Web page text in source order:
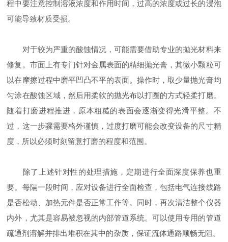
程中要注意控制溶液浓度和作用时间，过高的浓度或过长的浸泡
可能导致材质受损。
对于较为严重的酸蚀情况，可能需要借助专业的抛光材料来
修复。市面上有专门针对金属表面的精细抛光膏，其微小颗粒可
以在摩擦过程中磨平凹凸不平的表面。操作时，取少量抛光膏均
匀涂在酸蚀区域，然后用柔软的抛光布以打圈的方式轻柔打磨。
随着打磨进程推进，原本粗糙的表面会逐渐变得光滑平整。不
过，这一步骤需要格外谨慎，过度打磨可能会改变设备的尺寸精
度，所以必须时刻留意打磨的程度和范围。
除了上述针对性的处理措施，定期进行全面深度保养也重
要。每隔一段时间，应对设备进行全面检查，包括电气连接线路
是否松动、加热元件是否正常工作等。同时，再次清洁整个仪器
内外，尤其是容易被忽视的内部管道系统。可以使用专用的管道
疏通剂溶解并排出堆积在其中的杂质，保证流体通路顺畅无阻。